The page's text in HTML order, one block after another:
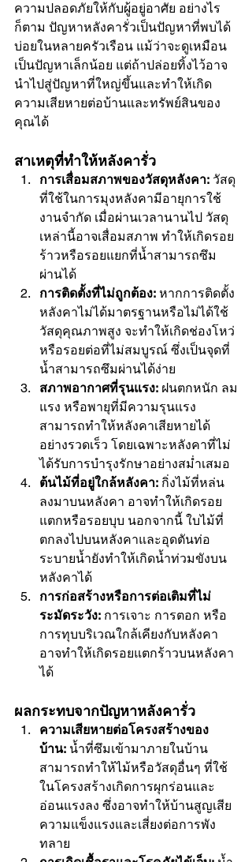
ความปลอดภัยให้กับผู้อยู่อาศัย อย่างไร
ก็ตาม ปัญหาหลังคารั่วเป็นปัญหาที่พบได้
บ่อยในหลายครัวเรือน แม้ว่าจะดูเหมือน
เป็นปัญหาเล็กน้อย แต่ถ้าปล่อยทิ้งไว้อาจ
นำไปสู่ปัญหาที่ใหญ่ขึ้นและทำให้เกิด
ความเสียหายต่อบ้านและทรัพย์สินของ
คุณได้
สาเหตุที่ทำให้หลังคารั่ว
การเสื่อมสภาพของวัสดุหลังคา: วัสดุ
ที่ใช้ในการมุงหลังคามีอายุการใช้
งานจำกัด เมื่อผ่านเวลานานไป วัสดุ
เหล่านี้อาจเสื่อมสภาพ ทำให้เกิดรอย
ร้าวหรือรอยแยกที่น้ำสามารถซึม
ผ่านได้
การติดตั้งที่ไม่ถูกต้อง: หากการติดตั้ง
หลังคาไม่ได้มาตรฐานหรือไม่ได้ใช้
วัสดุคุณภาพสูง จะทำให้เกิดช่องโหว่
หรือรอยต่อที่ไม่สมบูรณ์ ซึ่งเป็นจุดที่
น้ำสามารถซึมผ่านได้ง่าย
สภาพอากาศที่รุนแรง: ฝนตกหนัก ลม
แรง หรือพายุที่มีความรุนแรง
สามารถทำให้หลังคาเสียหายได้
อย่างรวดเร็ว โดยเฉพาะหลังคาที่ไม่
ได้รับการบำรุงรักษาอย่างสม่ำเสมอ
ต้นไม้ที่อยู่ใกล้หลังคา: กิ่งไม้ที่หล่น
ลงมาบนหลังคา อาจทำให้เกิดรอย
แตกหรือรอยบุบ นอกจากนี้ ใบไม้ที่
ตกลงไปบนหลังคาและอุดตันท่อ
ระบายน้ำยังทำให้เกิดน้ำท่วมขังบน
หลังคาได้
การก่อสร้างหรือการต่อเติมที่ไม่
ระมัดระวัง: การเจาะ การตอก หรือ
การทุบบริเวณใกล้เคียงกับหลังคา
อาจทำให้เกิดรอยแตกร้าวบนหลังคา
ได้
ผลกระทบจากปัญหาหลังคารั่ว
ความเสียหายต่อโครงสร้างของ
บ้าน: น้ำที่ซึมเข้ามาภายในบ้าน
สามารถทำให้ไม้หรือวัสดุอื่นๆ ที่ใช้
ในโครงสร้างเกิดการผุกร่อนและ
อ่อนแรงลง ซึ่งอาจทำให้บ้านสูญเสีย
ความแข็งแรงและเสี่ยงต่อการพัง
ทลาย